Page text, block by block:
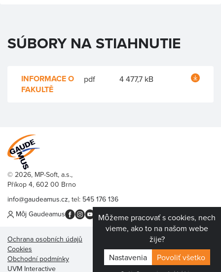
Môžeme pracovať s cookies, nech
vieme, ako to na našom webe
žije?
Nastavenia
SÚBORY NA STIAHNUTIE
INFORMACE O
FAKULTĚ
pdf 4 477,7 kB
© 2026, MP-Soft, a.s.,
Příkop 4, 602 00 Brno
info@gaudeamus.cz, tel: 545 176 136
Môj Gaudeamus
Ochrana osobních údajů
Cookies
Obchodní podmínky
UVM Interactive